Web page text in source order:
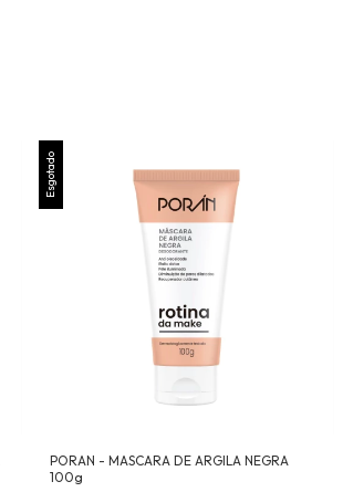
Esgotado
PORAN - MASCARA DE ARGILA NEGRA
100g